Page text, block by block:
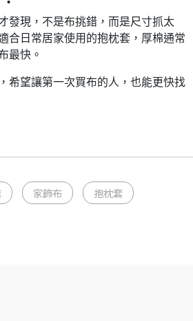
發現，不是布挑錯，而是尺寸抓太
合日常居家使用的抱枕套，厚棉通常
最快。
希望讓第一次買布的人，也能更快找
家飾布 抱枕套